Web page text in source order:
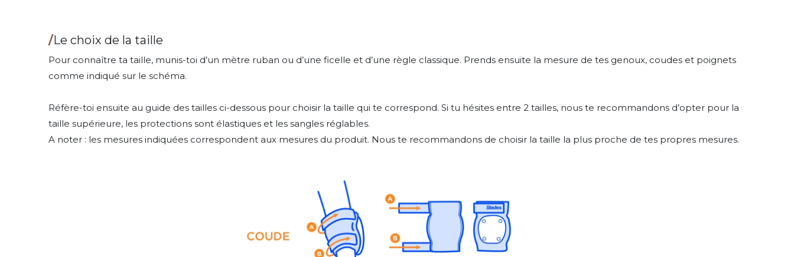
/Le choix de la taille
Pour connaître ta taille, munis-toi d’un mètre ruban ou d’une ficelle et d’une règle classique. Prends ensuite la mesure de tes genoux, coudes et poignets
comme indiqué sur le schéma.
Réfère-toi ensuite au guide des tailles ci-dessous pour choisir la taille qui te correspond. Si tu hésites entre 2 tailles, nous te recommandons d’opter pour la
taille supérieure, les protections sont élastiques et les sangles réglables.
A noter : les mesures indiquées correspondent aux mesures du produit. Nous te recommandons de choisir la taille la plus proche de tes propres mesures.